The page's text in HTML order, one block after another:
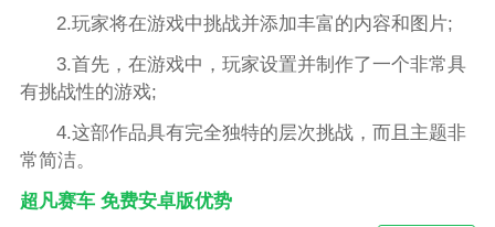
2.玩家将在游戏中挑战并添加丰富的内容和图片;
3.首先，在游戏中，玩家设置并制作了一个非常具
有挑战性的游戏;
4.这部作品具有完全独特的层次挑战，而且主题非
常简洁。
超凡赛车 免费安卓版优势